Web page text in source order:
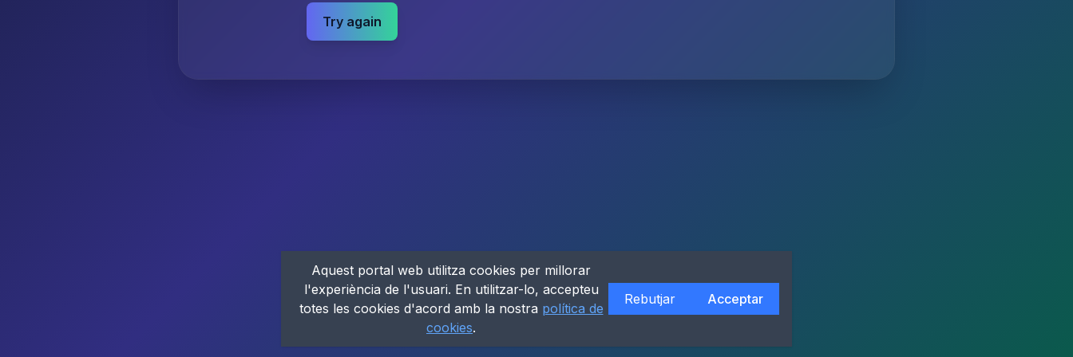
Try again
Aquest portal web utilitza cookies per millorar
l'experiència de l'usuari. En utilitzar-lo, accepteu
totes les cookies d'acord amb la nostra política de
cookies.
Rebutjar Acceptar